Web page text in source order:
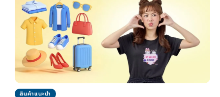
สินค้าแนะนำ